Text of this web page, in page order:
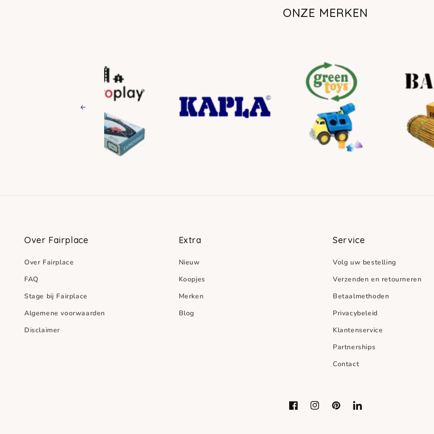
ONZE MERKEN
Previous
Over Fairplace
Over Fairplace
FAQ
Stage bij Fairplace
Algemene voorwaarden
Disclaimer
Extra
Nieuw
Koopjes
Merken
Blog
Service
Volg uw bestelling
Verzenden en retourneren
Betaalmethoden
Privacybeleid
Klantenservice
Partnerships
Contact
FacebookInstagramPinterestLinkedIn